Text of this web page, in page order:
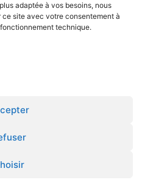
adaptée à vos besoins, nous
site avec votre consentement à
technique.
? Rejoignez le collectif